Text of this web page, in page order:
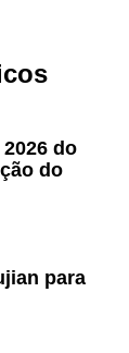
do
do
para